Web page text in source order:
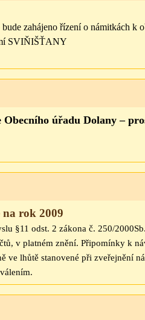
zahájeno řízení o námitkách k
SVIŇIŠŤANY
Obecního úřadu Dolany –
rok 2009
§11 odst. 2 zákona č. 250/
v platném znění. Připomínky k
ve lhůtě stanovené při zveřejnění